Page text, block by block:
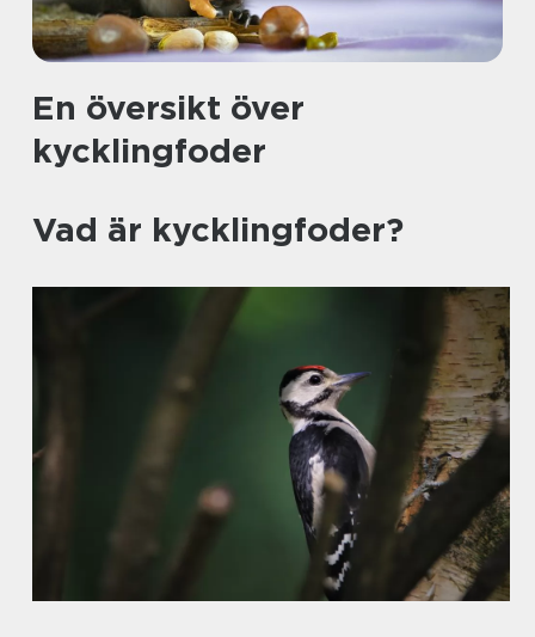
En översikt över
kycklingfoder
Vad är kycklingfoder?